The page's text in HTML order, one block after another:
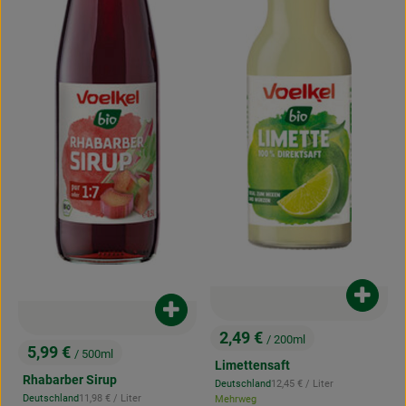
, Preis:
5,99 € / 500ml
Rhabarber Sirup
Deutschland, Referenzpreis:
11,98 € / Liter
Produkt zum Warenkorb hinzufügen
, Preis:
2,49 € / 200ml
Limettensaft
, Herkunft:
Deutschland, Referenzpreis:
12,45 € / Liter
Mehrweg